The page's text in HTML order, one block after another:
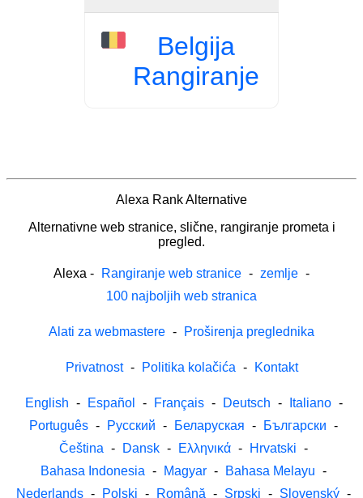
Belgija
Rangiranje
Alexa Rank Alternative
Alternativne web stranice, slične, rangiranje prometa i
pregled.
Alexa - Rangiranje web stranice - zemlje -
100 najboljih web stranica
Alati za webmastere - Proširenja preglednika
Privatnost - Politika kolačića - Kontakt
English - Español - Français - Deutsch - Italiano -
Português - Русский - Беларуская - Български -
Čeština - Dansk - Ελληνικά - Hrvatski -
Bahasa Indonesia - Magyar - Bahasa Melayu -
Nederlands - Polski - Română - Srpski - Slovenský -